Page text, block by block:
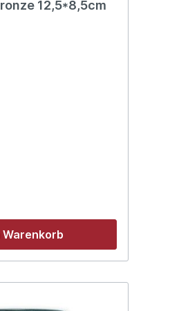
12,5*8,5cm
Warenkorb